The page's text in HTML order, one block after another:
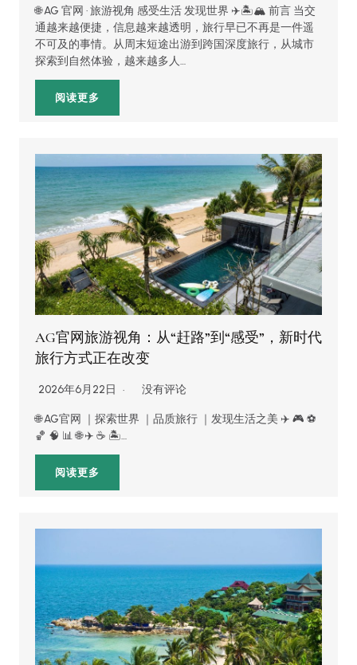
🌐 AG 官网 · 旅游视角 感受生活 发现世界 ✈️🏝️🏔️ 前言 当交
通越来越便捷，信息越来越透明，旅行早已不再是一件遥
不可及的事情。从周末短途出游到跨国深度旅行，从城市
探索到自然体验，越来越多人…
阅读更多
AG官网旅游视角：从“赶路”到“感受”，新时代
旅行方式正在改变
2026年6月22日 没有评论
🌐 AG官网 ｜探索世界 ｜品质旅行 ｜发现生活之美 ✈️ 🎮 ⚽️
🏀 🧠 📊 🌐 ✈️ ☕ 🏝️…
阅读更多